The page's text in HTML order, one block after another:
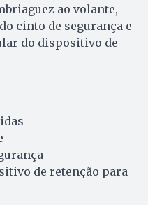
ao volante,
cinto de segurança e
do dispositivo de
de retenção para